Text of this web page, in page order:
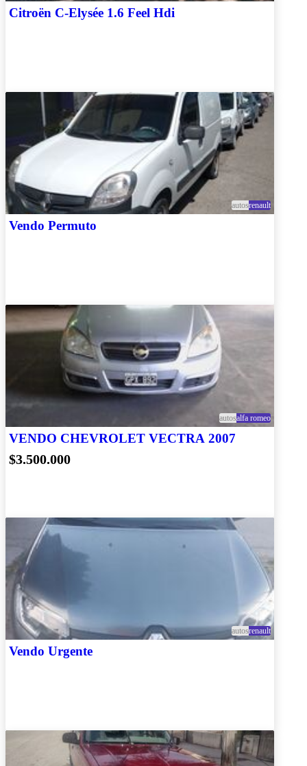
Citroën C-Elysée 1.6 Feel Hdi
autosrenault
Vendo Permuto
autosalfa romeo
VENDO CHEVROLET VECTRA 2007
$3.500.000
autosrenault
Vendo Urgente